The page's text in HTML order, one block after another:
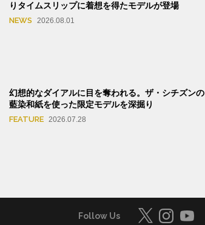
りタイムスリップに着想を得たモデルが登場
NEWS 2026.08.01
幻想的なダイアルに目を奪われる。ザ・シチズンの
藍染和紙を使った限定モデルを深掘り
FEATURE 2026.07.28
Follow Us